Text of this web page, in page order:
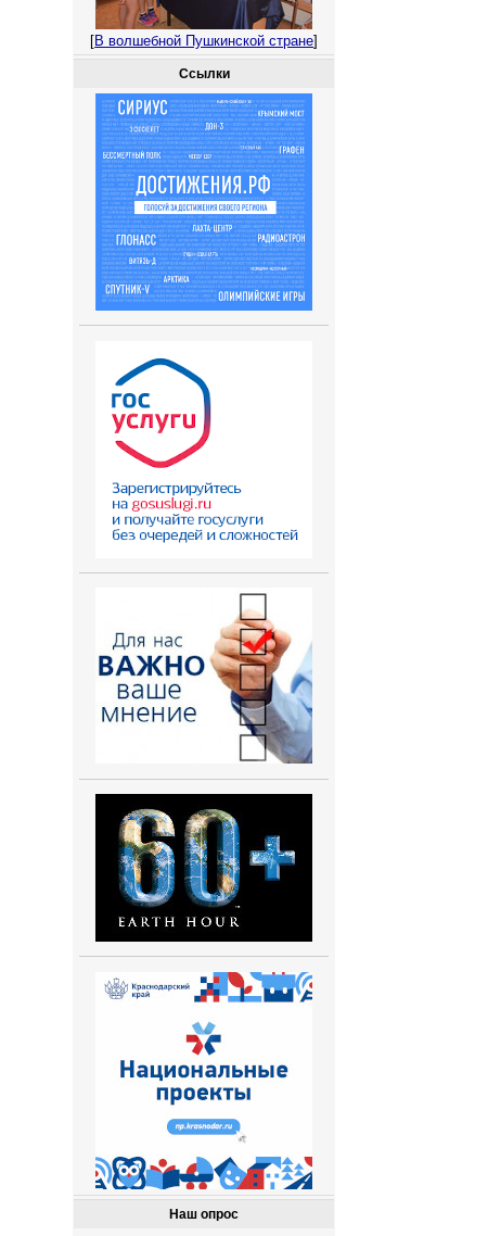
[В волшебной Пушкинской стране]
Ссылки
Наш опрос